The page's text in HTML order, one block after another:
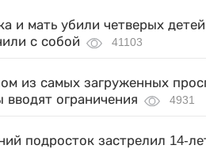
и мать убили четверых
с собой
41103
из самых загруженных
вводят ограничения
4931
подросток застрелил 14-